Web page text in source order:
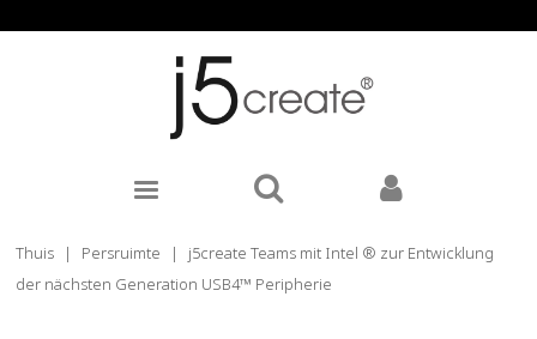
Thuis | Persruimte |
j5create Teams mit Intel ® zur Entwicklung
der nächsten Generation USB4™ Peripherie